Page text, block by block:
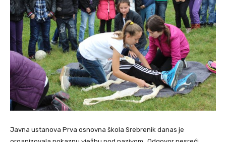
Javna ustanova Prva osnovna škola Srebrenik danas je